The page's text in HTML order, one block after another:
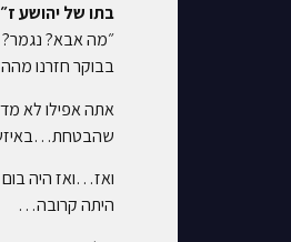
בתו של יהושע
״מה אבא? נגמר?
בבוקר חזרנו
אתה אפילו לא
ואז…ואז היה
היתה קרובה…